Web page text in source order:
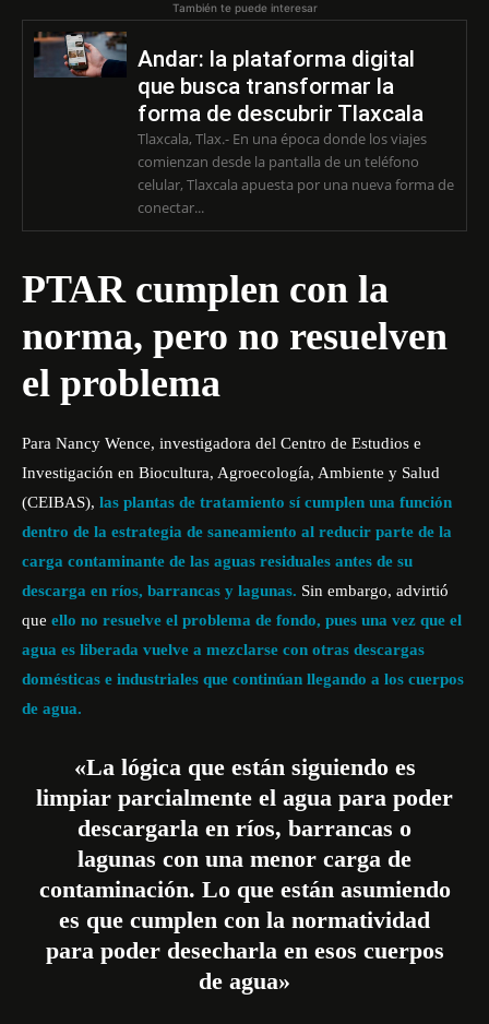
También te puede interesar
Andar: la plataforma digital
que busca transformar la
forma de descubrir Tlaxcala
Tlaxcala, Tlax.- En una época donde los viajes
comienzan desde la pantalla de un teléfono
celular, Tlaxcala apuesta por una nueva forma de
conectar...
PTAR cumplen con la
norma, pero no resuelven
el problema
Para Nancy Wence, investigadora del Centro de Estudios e
Investigación en Biocultura, Agroecología, Ambiente y Salud
(CEIBAS), las plantas de tratamiento sí cumplen una función
dentro de la estrategia de saneamiento al reducir parte de la
carga contaminante de las aguas residuales antes de su
descarga en ríos, barrancas y lagunas. Sin embargo, advirtió
que ello no resuelve el problema de fondo, pues una vez que el
agua es liberada vuelve a mezclarse con otras descargas
domésticas e industriales que continúan llegando a los cuerpos
de agua.
«La lógica que están siguiendo es
limpiar parcialmente el agua para poder
descargarla en ríos, barrancas o
lagunas con una menor carga de
contaminación. Lo que están asumiendo
es que cumplen con la normatividad
para poder desecharla en esos cuerpos
de agua»